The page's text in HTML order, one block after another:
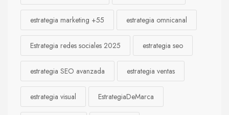
estrategia marketing +55 estrategia omnicanal
Estrategia redes sociales 2025 estrategia seo
estrategia SEO avanzada estrategia ventas
estrategia visual EstrategiaDeMarca